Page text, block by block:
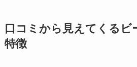
口コミから見えてくるビ
特徴